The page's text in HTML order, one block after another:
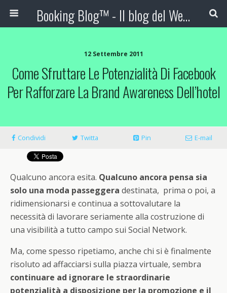
Booking Blog™ - Il blog del Web Marketing Turistico
12 Settembre 2011
Come Sfruttare Le Potenzialità Di Facebook
Per Rafforzare La Brand Awareness Dell’hotel
Condividi Twitta Pin E-mail
Qualcuno ancora esita. Qualcuno ancora pensa sia
solo una moda passeggera destinata, prima o poi, a
ridimensionarsi e continua a sottovalutare la
necessità di lavorare seriamente alla costruzione di
una visibilità a tutto campo sui Social Network.
Ma, come spesso ripetiamo, anche chi si è finalmente
risoluto ad affacciarsi sulla piazza virtuale, sembra
continuare ad ignorare le straordinarie
potenzialità a disposizione per la promozione e il